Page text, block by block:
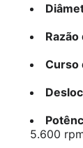
Curso
5.600